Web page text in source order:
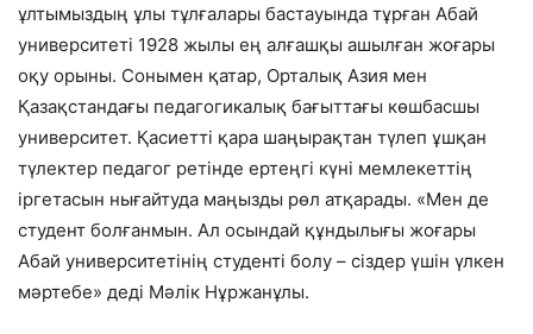
ұлтымыздың ұлы тұлғалары бастауында тұрған Абай
университеті 1928 жылы ең алғашқы ашылған жоғары
оқу орыны. Сонымен қатар, Орталық Азия мен
Қазақстандағы педагогикалық бағыттағы көшбасшы
университет. Қасиетті қара шаңырақтан түлеп ұшқан
түлектер педагог ретінде ертеңгі күні мемлекеттің
іргетасын нығайтуда маңызды рөл атқарады. «Мен де
студент болғанмын. Ал осындай құндылығы жоғары
Абай университетінің студенті болу – сіздер үшін үлкен
мәртебе» деді Мәлік Нұржанұлы.